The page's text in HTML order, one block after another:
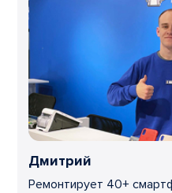
Дмитрий
Ремонтирует 40+